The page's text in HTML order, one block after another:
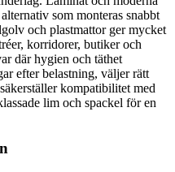
som monteras snabbt
och plastmattor ger mycket
korridorer, butiker och
där hygien och täthet
efter belastning, väljer rätt
kompatibilitet med
lim och spackel för en